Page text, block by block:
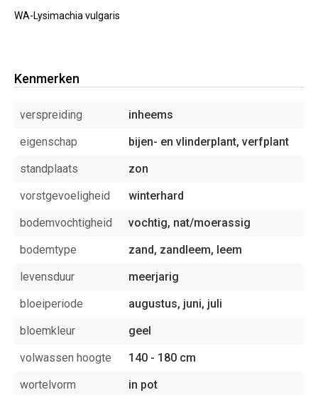
WA-Lysimachia vulgaris
Kenmerken
verspreiding
inheems
eigenschap
bijen- en vlinderplant, verfplant
standplaats
zon
vorstgevoeligheid
winterhard
bodemvochtigheid
vochtig, nat/moerassig
bodemtype
zand, zandleem, leem
levensduur
meerjarig
bloeiperiode
augustus, juni, juli
bloemkleur
geel
volwassen hoogte
140 - 180 cm
wortelvorm
in pot